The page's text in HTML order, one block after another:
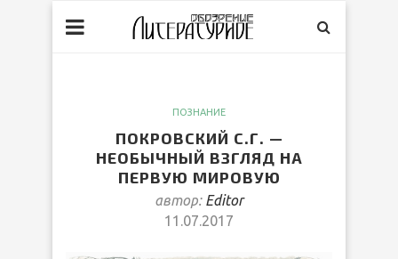
ПОЗНАНИЕ
ПОКРОВСКИЙ С.Г. —
НЕОБЫЧНЫЙ ВЗГЛЯД НА
ПЕРВУЮ МИРОВУЮ
автор: Editor
11.07.2017